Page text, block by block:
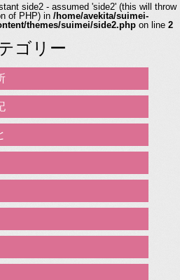
side2 - assumed 'side2' (this will throw
of PHP) in /home/avekita/suimei-
themes/suimei/side2.php on line 2
ゴリー